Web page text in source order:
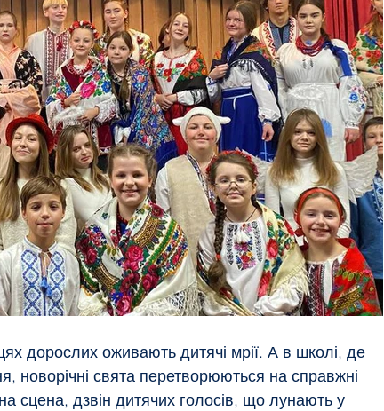
дорослих оживають дитячі мрії. А в школі, де
новорічні свята перетворюються на справжні
сцена, дзвін дитячих голосів, що лунають у